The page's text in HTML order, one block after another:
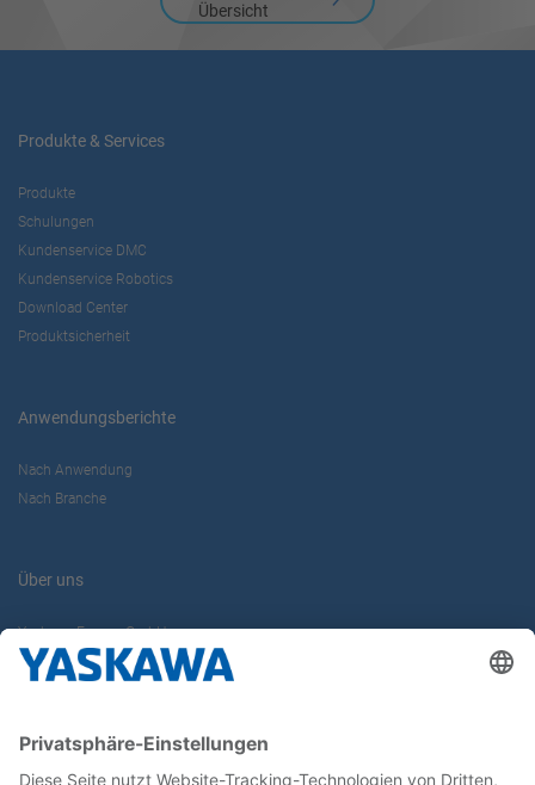
Übersicht
Produkte & Services
Produkte
Schulungen
Kundenservice DMC
Kundenservice Robotics
Download Center
Produktsicherheit
Anwendungsberichte
Nach Anwendung
Nach Branche
Über uns
Yaskawa Europe GmbH
Karriere
Newsletter